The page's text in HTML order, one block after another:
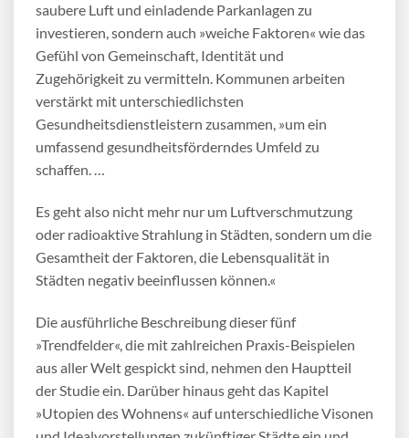
saubere Luft und einladende Parkanlagen zu
investieren, sondern auch »weiche Faktoren« wie das
Gefühl von Gemeinschaft, Identität und
Zugehörigkeit zu vermitteln. Kommunen arbeiten
verstärkt mit unterschiedlichsten
Gesundheitsdienstleistern zusammen, »um ein
umfassend gesundheitsförderndes Umfeld zu
schaffen. …
Es geht also nicht mehr nur um Luftverschmutzung
oder radioaktive Strahlung in Städten, sondern um die
Gesamtheit der Faktoren, die Lebensqualität in
Städten negativ beeinflussen können.«
Die ausführliche Beschreibung dieser fünf
»Trendfelder«, die mit zahlreichen Praxis-Beispielen
aus aller Welt gespickt sind, nehmen den Hauptteil
der Studie ein. Darüber hinaus geht das Kapitel
»Utopien des Wohnens« auf unterschiedliche Visonen